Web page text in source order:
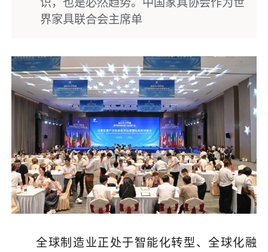
界家具联合会主席单
全球制造业正处于智能化转型、全球化融